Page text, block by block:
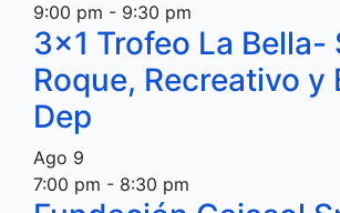
9:00 pm - 9:30 pm
3×1 Trofeo La Bella-
Roque, Recreativo y
Dep
Ago 9
7:00 pm - 8:30 pm